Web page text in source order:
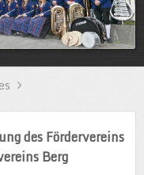
des Fördervereins
Berg